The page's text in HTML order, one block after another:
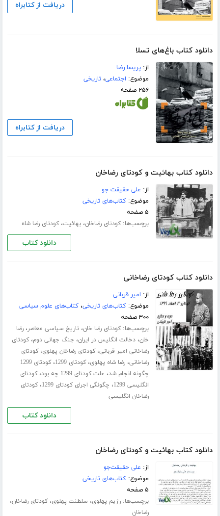
دریافت از کتابراه
دانلود کتاب باغ‌های تسلا
از:پریسا رضا
موضوع: اجتماعی،تاریخی
۲۵۶ صفحه
دریافت از کتابراه
دانلود کتاب بهائیت و کودتای رضاخان
از: علی حقیقت جو
موضوع:کتاب‌های تاریخی
۵ صفحه
برچسب‌ها:کودتای رضاخان،بهائیت،کودتای رضا شاه
دانلود کتاب
دانلود کتاب کودتای رضاخانی
از: امیر قربانی
موضوع:کتاب‌های تاریخی،کتاب‌های علوم سیاسی
۳۰۰ صفحه
برچسب‌ها:کودتای رضا خان، تاریخ سیاسی معاصر،رضا
خان،دخالت انگلیس در ایران، جنگ جهانی دوم،کودتای
رضاخانی امیر قربانی،کودتای رضاخان پهلوی،کودتای
رضاخانی،رضا شاه پهلوی،کودتای 1299 ،
کودتای 1299
چگونه انجام شد، علت کودتای 1299 چه بود ،کودتای
انگلیسی 1299
، چگونگی اجرای کودتای 1299 ،کودتای
رضاخان انگلیسی
دانلود کتاب
دانلود کتاب بهائیت و کودتای رضاخان
از: علی حقیقت‌جو
موضوع:کتاب‌های تاریخی
۵ صفحه
برچسب‌ها:رژیم پهلوی، سلطنت پهلوی،کودتای رضاخان،
رضاخان